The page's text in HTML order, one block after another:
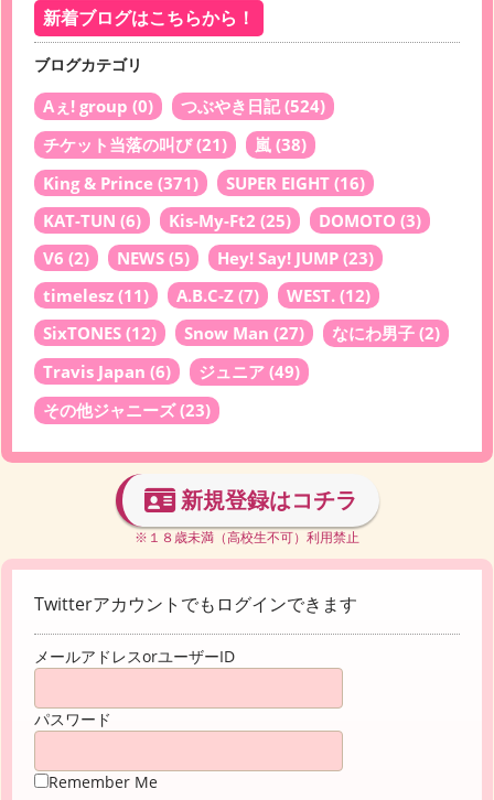
新着ブログはこちらから！
ブログカテゴリ
Aぇ! group (0) つぶやき日記(524)
チケット当落の叫び(21) 嵐 (38)
King & Prince (371) SUPER EIGHT (16)
KAT-TUN (6) Kis-My-Ft2 (25) DOMOTO (3)
V6 (2) NEWS (5) Hey! Say! JUMP (23)
timelesz (11) A.B.C-Z (7) WEST. (12)
SixTONES (12) Snow Man (27) なにわ男子 (2)
Travis Japan (6) ジュニア (49)
その他ジャニーズ(23)
新規登録はコチラ
※１８歳未満（高校生不可）利用禁止
Twitterアカウントでもログインできます
メールアドレスorユーザーID
パスワード
Remember Me